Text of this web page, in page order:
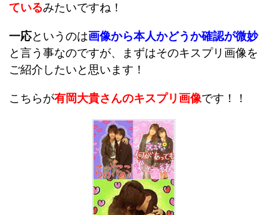
ているみたいですね！
一応というのは画像から本人かどうか確認が微妙
と言う事なのですが、まずはそのキスプリ画像を
ご紹介したいと思います！
こちらが有岡大貴さんのキスプリ画像です！！